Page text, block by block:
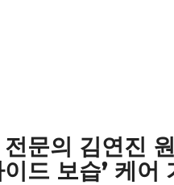
문의 김연진
이드 보습’ 케어